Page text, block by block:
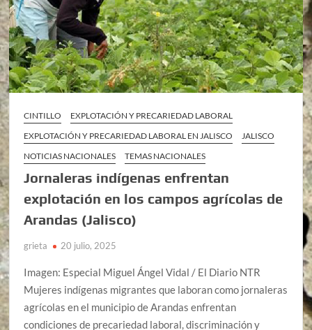
CINTILLO
EXPLOTACIÓN Y PRECARIEDAD LABORAL
EXPLOTACIÓN Y PRECARIEDAD LABORAL EN JALISCO
JALISCO
NOTICIAS NACIONALES
TEMAS NACIONALES
Jornaleras indígenas enfrentan
explotación en los campos agrícolas de
Arandas (Jalisco)
grieta 20 julio, 2025
Imagen: Especial Miguel Ángel Vidal / El Diario NTR
Mujeres indígenas migrantes que laboran como jornaleras
agrícolas en el municipio de Arandas enfrentan
condiciones de precariedad laboral, discriminación y